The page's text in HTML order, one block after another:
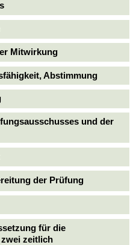
Mitwirkung
Abstimmung
und der
der Prüfung
für die
zeitlich